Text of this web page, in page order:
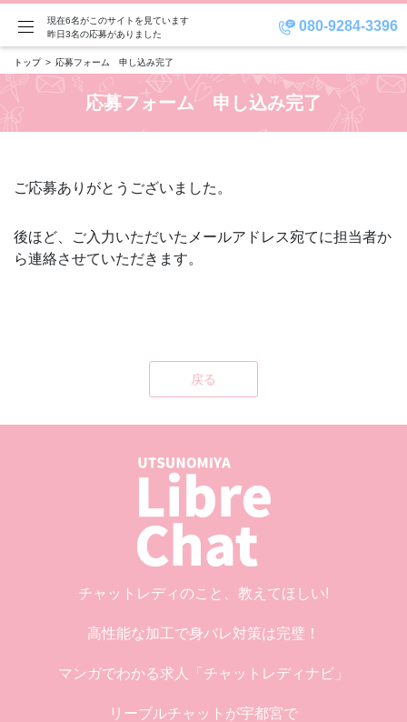
080-9284-3396
現在6名がこのサイトを見ています
昨日3名の応募がありました
トップ 応募フォーム 申し込み完了
応募フォーム 申し込み完了
ご応募ありがとうございました。
後ほど、ご入力いただいたメールアドレス宛てに担当者か
ら連絡させていただきます。
戻る
チャットレディのこと、教えてほしい!
高性能な加工で身バレ対策は完璧！
マンガでわかる求人「チャットレディナビ」
リーブルチャットが宇都宮で